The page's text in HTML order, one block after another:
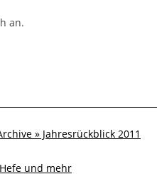
an.
» Jahresrückblick 2011
und mehr